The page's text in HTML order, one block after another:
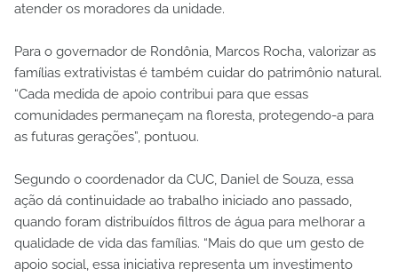
atender os moradores da unidade.
Para o governador de Rondônia, Marcos Rocha, valorizar as
famílias extrativistas é também cuidar do patrimônio natural.
“Cada medida de apoio contribui para que essas
comunidades permaneçam na floresta, protegendo-a para
as futuras gerações”, pontuou.
Segundo o coordenador da CUC, Daniel de Souza, essa
ação dá continuidade ao trabalho iniciado ano passado,
quando foram distribuídos filtros de água para melhorar a
qualidade de vida das famílias. “Mais do que um gesto de
apoio social, essa iniciativa representa um investimento